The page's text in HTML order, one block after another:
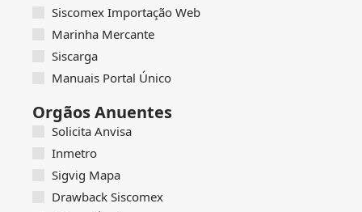
Siscomex Importação Web
Marinha Mercante
Siscarga
Manuais Portal Único
Orgãos Anuentes
Solicita Anvisa
Inmetro
Sigvig Mapa
Drawback Siscomex